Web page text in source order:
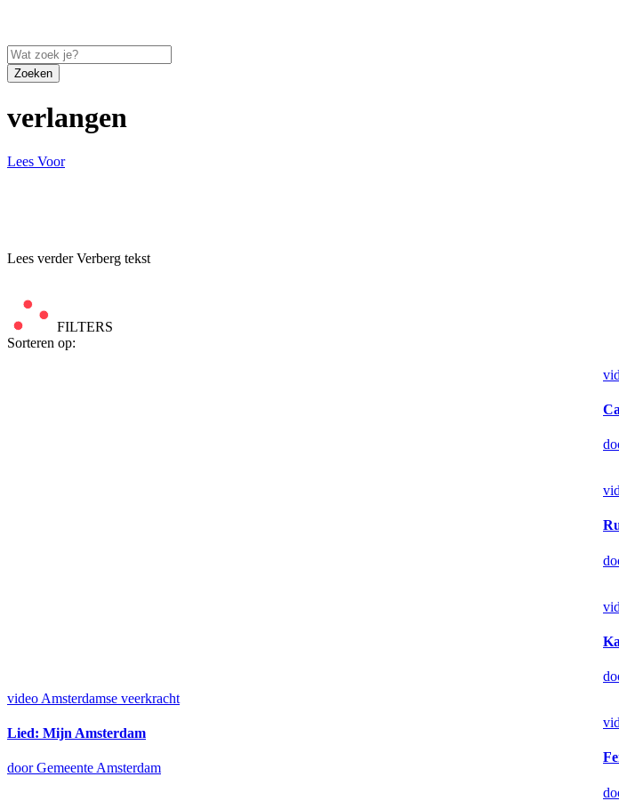
Zoeken
verlangen
Lees Voor
Lees verderVerberg tekst
FILTERS
Sorteren op:
video Amsterdamse veerkracht
Lied: Mijn Amsterdam
door Gemeente Amsterdam